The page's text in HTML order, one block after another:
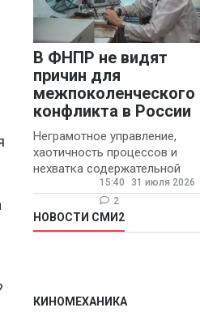
В ФНПР не видят
причин для
межпоколенческого
конфликта в России
Неграмотное управление,
хаотичность процессов и
нехватка содержательной
обратной связи от
руководителя являются
основными причинами
конфликтов и раздражения в
15:40
31 июля 2026
2
НОВОСТИ СМИ2
КИНОМЕХАНИКА